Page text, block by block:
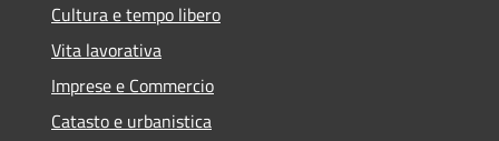
Cultura e tempo libero
Vita lavorativa
Imprese e Commercio
Catasto e urbanistica